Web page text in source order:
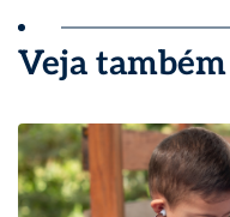
Veja também